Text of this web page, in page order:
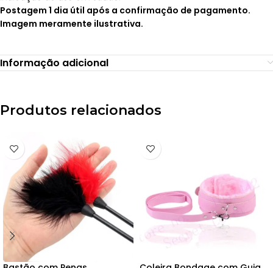
Postagem 1 dia útil após a confirmação de pagamento.
Imagem meramente ilustrativa.
Informação adicional
Produtos relacionados